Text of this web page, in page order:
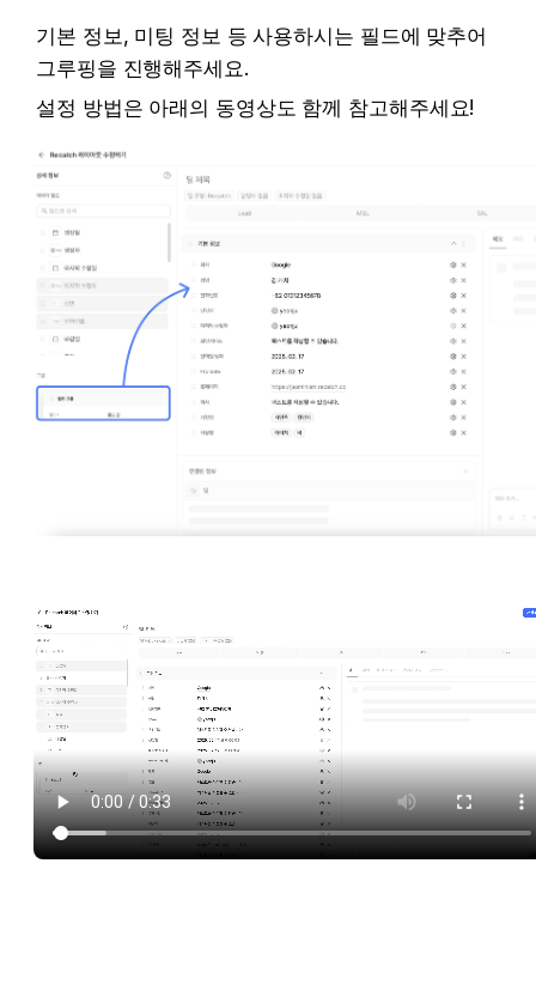
기본 정보, 미팅 정보 등 사용하시는 필드에 맞추어
그루핑을 진행해주세요.
설정 방법은 아래의 동영상도 함께 참고해주세요!